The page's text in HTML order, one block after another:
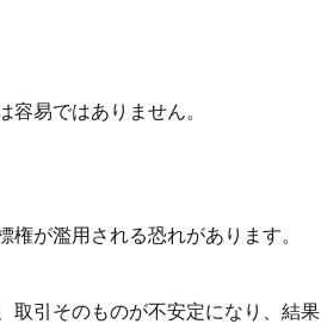
易ではありません。
が濫用される恐れがあります。
取引そのものが不安定になり、結果